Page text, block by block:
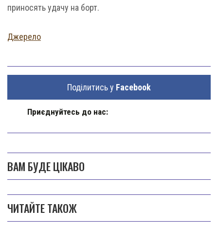
приносять удачу на борт.
Джерело
Поділитись у Facebook
Приєднуйтесь до нас:
ВАМ БУДЕ ЦІКАВО
ЧИТАЙТЕ ТАКОЖ